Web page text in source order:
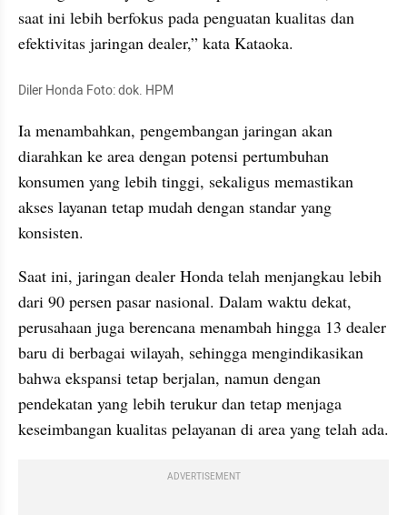
saat ini lebih berfokus pada penguatan kualitas dan
efektivitas jaringan dealer,” kata Kataoka.
Diler Honda Foto: dok. HPM
Ia menambahkan, pengembangan jaringan akan
diarahkan ke area dengan potensi pertumbuhan
konsumen yang lebih tinggi, sekaligus memastikan
akses layanan tetap mudah dengan standar yang
konsisten.
Saat ini, jaringan dealer Honda telah menjangkau lebih
dari 90 persen pasar nasional. Dalam waktu dekat,
perusahaan juga berencana menambah hingga 13 dealer
baru di berbagai wilayah, sehingga mengindikasikan
bahwa ekspansi tetap berjalan, namun dengan
pendekatan yang lebih terukur dan tetap menjaga
keseimbangan kualitas pelayanan di area yang telah ada.
ADVERTISEMENT